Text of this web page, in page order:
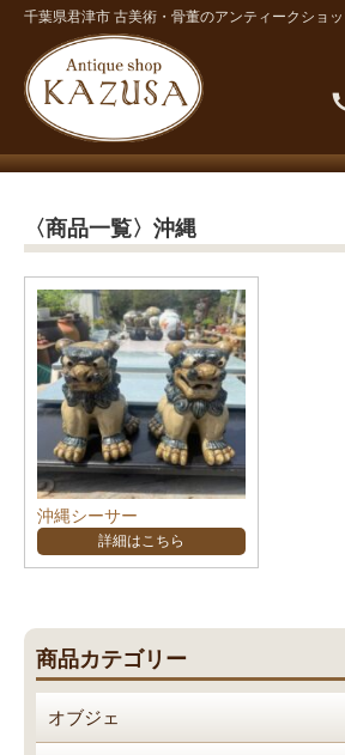
千葉県君津市 古美術・骨董のアンティークショ
〈商品一覧〉沖縄
沖縄シーサー
詳細はこちら
商品カテゴリー
オブジェ